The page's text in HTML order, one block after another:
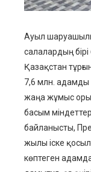
Ауыл
салалардың
Қазақстан
7,6 млн. адамды
жаңа жұмыс
басым
байланысты,
жылы іске
көптеген